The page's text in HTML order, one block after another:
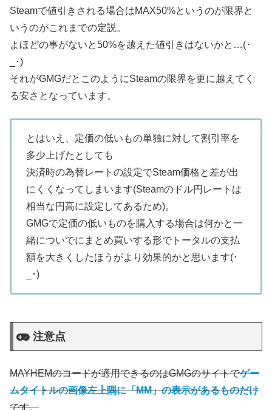
Steamで値引きされる場合はMAX50%というのが限界と
いうのがこれまでの定説。
よほどの事がないと50%を越えた値引きはないかと…(･
_･)
それがGMGだとこのようにSteamの限界を更に越えてく
る安さとなっています。
とはいえ、定価の低いもの単独に対して割引率を
多少上げたとしても
決済時の為替レートの設定でSteam価格と差が出
にくくなってしまいます(Steamのドル円レートは
相当な円高に設定してあるため)。
GMGで定価の低いものを購入する場合は何かと一
緒についでにまとめ買いする形でトータルの支払
額を大きくしたほうがより効果的かと思います(･
_･)
注意点
MAYHEMのコードが適用できるのはGMGのサイトでゲー
ムタイトルの画像左上隅に「MM」の表示があるものだけ
です。